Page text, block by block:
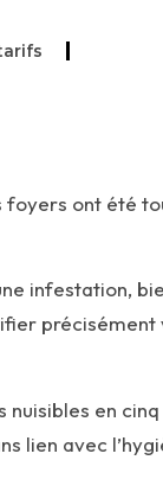
foyers ont été
infestation,
précisément
en cinq
lien avec